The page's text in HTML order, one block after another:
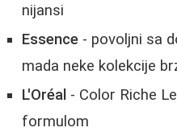
nijansi
Essence - povoljni sa
mada neke kolekcije
L'Oréal - Color Riche
formulom